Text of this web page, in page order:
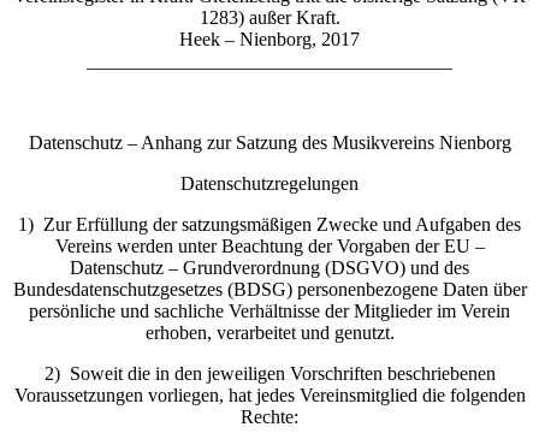
1283) außer Kraft.
Heek – Nienborg, 2017
Datenschutz – Anhang zur Satzung des Musikvereins Nienborg
Datenschutzregelungen
1) Zur Erfüllung der satzungsmäßigen Zwecke und Aufgaben des
Vereins werden unter Beachtung der Vorgaben der EU –
Datenschutz – Grundverordnung (DSGVO) und des
Bundesdatenschutzgesetzes (BDSG) personenbezogene Daten über
persönliche und sachliche Verhältnisse der Mitglieder im Verein
erhoben, verarbeitet und genutzt.
2) Soweit die in den jeweiligen Vorschriften beschriebenen
Voraussetzungen vorliegen, hat jedes Vereinsmitglied die folgenden
Rechte: